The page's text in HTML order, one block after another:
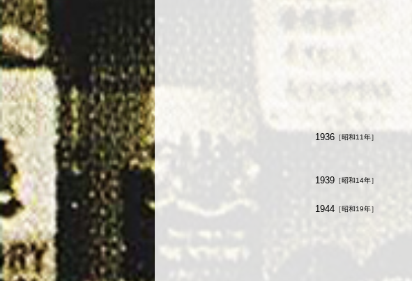
1936 ［昭和11年］
1939 ［昭和14年］
1944 ［昭和19年］